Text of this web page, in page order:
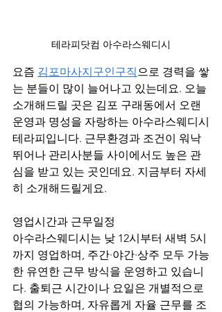
테라피닷컴 아수라스웨디시
요즘 김포마사지구인구직으로 경력을 쌓
는 분들이 많이 늘어나고 있는데요. 오늘
소개해드릴 곳은 김포 구래동에서 오랜
운영과 명성을 자랑하는 아수라스웨디시
테라피입니다. 근무환경과 조건이 워낙
뛰어나 관리사분들 사이에서도 높은 관
심을 받고 있는 곳인데요. 지금부터 자세
히 소개해드릴게요.
영업시간과 근무일정
아수라스웨디시는 낮 12시부터 새벽 5시
까지 영업하며, 주간·야간·상주 모두 가능
한 유연한 근무 방식을 운영하고 있습니
다. 출퇴근 시간이나 요일은 개별적으로
협의 가능하며, 자유롭게 자율 근무를 조